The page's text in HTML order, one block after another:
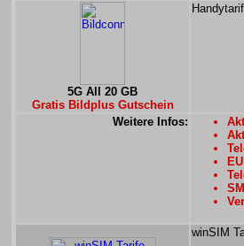
5G All 20 GB
Gratis Bildplus Gutschein
Weitere Infos:
winSIM